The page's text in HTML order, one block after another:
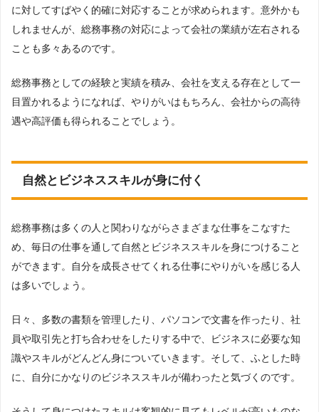
に対してすばやく的確に対応することが求められます。意外かも
しれませんが、総務事務の対応によって会社の業績が左右される
ことも多々あるのです。
総務事務としての経験と実績を積み、会社を支える存在として一
目置かれるようになれば、やりがいはもちろん、会社からの高待
遇や高評価も得られることでしょう。
自然とビジネススキルが身に付く
総務事務は多くの人と関わりながらさまざまな仕事をこなすた
め、毎日の仕事を通して自然とビジネススキルを身につけること
ができます。自分を成長させてくれる仕事にやりがいを感じる人
は多いでしょう。
日々、多数の書類を管理したり、パソコンで文書を作ったり、社
員や取引先と打ち合わせをしたりする中で、ビジネスに必要な知
識やスキルがどんどん身についていきます。そして、ふとした時
に、自分にかなりのビジネススキルが備わったと気づくのです。